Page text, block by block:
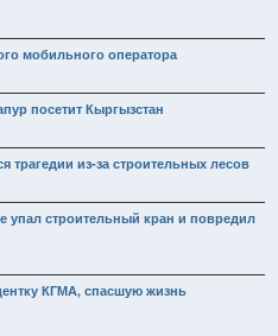
мобильного оператора
посетит Кыргызстан
трагедии из-за строительных лесов
упал строительный кран и повредил
КГМА, спасшую жизнь